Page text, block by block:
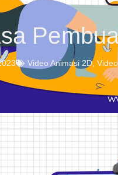
Video Animasi 2D,